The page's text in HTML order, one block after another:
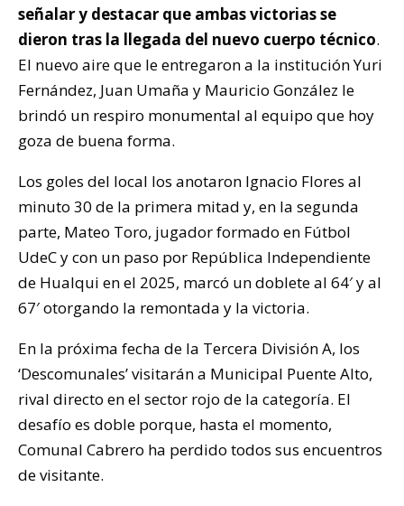
señalar y destacar que ambas victorias se
dieron tras la llegada del nuevo cuerpo técnico.
El nuevo aire que le entregaron a la institución Yuri
Fernández, Juan Umaña y Mauricio González le
brindó un respiro monumental al equipo que hoy
goza de buena forma.
Los goles del local los anotaron Ignacio Flores al
minuto 30 de la primera mitad y, en la segunda
parte, Mateo Toro, jugador formado en Fútbol
UdeC y con un paso por República Independiente
de Hualqui en el 2025, marcó un doblete al 64′ y al
67′ otorgando la remontada y la victoria.
En la próxima fecha de la Tercera División A, los
‘Descomunales’ visitarán a Municipal Puente Alto,
rival directo en el sector rojo de la categoría. El
desafío es doble porque, hasta el momento,
Comunal Cabrero ha perdido todos sus encuentros
de visitante.